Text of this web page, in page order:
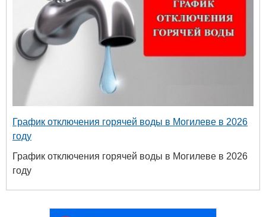
График отключения горячей воды в Могилеве в 2026
году
График отключения горячей воды в Могилеве в 2026
году